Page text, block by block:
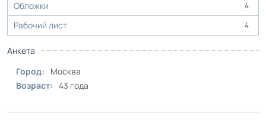
Обложки 4
Рабочий лист 4
Анкета
Город:
Москва
Возраст: 43 года